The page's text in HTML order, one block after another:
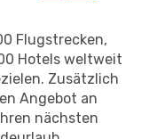
Flugstrecken,
Hotels weltweit
Zusätzlich
Angebot an
nächsten